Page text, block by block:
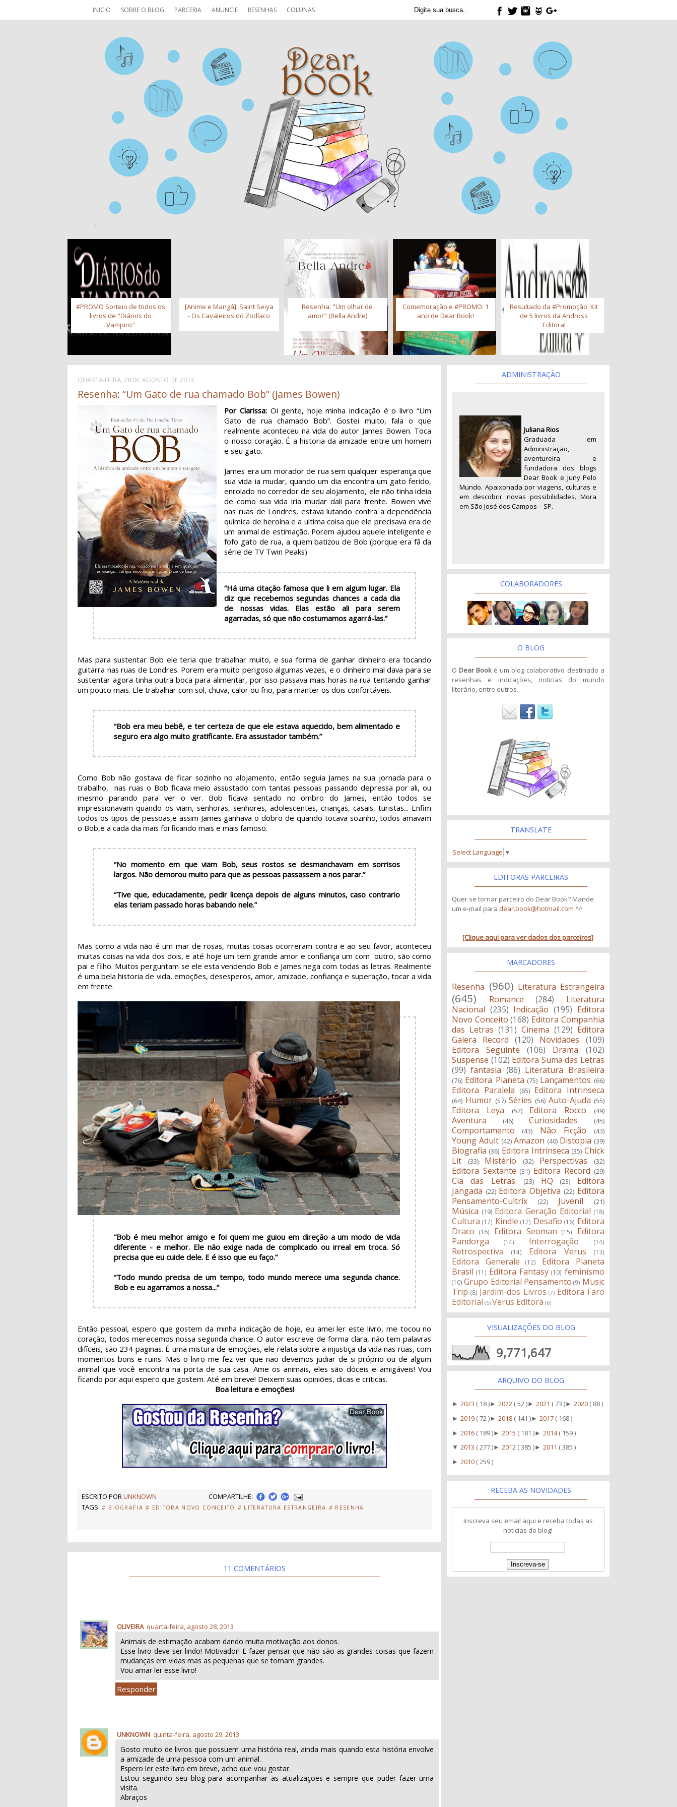
INICIO SOBRE O BLOG PARCERIA ANUNCIE RESENHAS COLUNAS
#PROMO Sorteio de todos os
livros de "Diários do
Vampiro"
[Anime e Mangá]: Saint Seiya
- Os Cavaleiros do Zodíaco
Resenha: "Um olhar de
amor" (Bella Andre)
Comemoração e #PROMO: 1
ano de Dear Book!
Resultado da #Promoção: Kit
de 5 livros da Andross
Editora!
QUARTA-FEIRA, 28 DE AGOSTO DE 2013
Resenha: “Um Gato de rua chamado Bob” (James Bowen)
Por Clarissa: Oi gente, hoje minha indicação é o livro “Um
Gato de rua chamado Bob”. Gostei muito, fala o que
realmente aconteceu na vida do autor James Bowen. Toca
o nosso coração. É a historia da amizade entre um homem
e seu gato.
James era um morador de rua sem qualquer esperança que
sua vida ia mudar, quando um dia encontra um gato ferido,
enrolado no corredor de seu alojamento, ele não tinha ideia
de como sua vida iria mudar dali para frente. Bowen vive
nas ruas de Londres, estava lutando contra a dependência
química de heroína e a ultima coisa que ele precisava era de
um animal de estimação. Porem ajudou aquele inteligente e
fofo gato de rua, a quem batizou de Bob (porque era fã da
série de TV Twin Peaks)
“Há uma citação famosa que li em algum lugar. Ela
diz que recebemos segundas chances a cada dia
de nossas vidas. Elas estão ali para serem
agarradas, só que não costumamos agarrá-las.”
Mas para sustentar Bob ele teria que trabalhar muito, e sua forma de ganhar dinheiro era tocando
guitarra nas ruas de Londres. Porem era muito perigoso algumas vezes, e o dinheiro mal dava para se
sustentar agora tinha outra boca para alimentar, por isso passava mais horas na rua tentando ganhar
um pouco mais. Ele trabalhar com sol, chuva, calor ou frio, para manter os dois confortáveis.
“Bob era meu bebê, e ter certeza de que ele estava aquecido, bem alimentado e
seguro era algo muito gratificante. Era assustador também.”
Como Bob não gostava de ficar sozinho no alojamento, então seguia James na sua jornada para o
trabalho, nas ruas o Bob ficava meio assustado com tantas pessoas passando depressa por ali, ou
mesmo parando para ver o ver. Bob ficava sentado no ombro do James, então todos se
impressionavam quando os viam, senhoras, senhores, adolescentes, crianças, casais, turistas... Enfim
todos os tipos de pessoas,e assim James ganhava o dobro de quando tocava sozinho, todos amavam
o Bob,e a cada dia mais foi ficando mais e mais famoso.
“No momento em que viam Bob, seus rostos se desmanchavam em sorrisos
largos. Não demorou muito para que as pessoas passassem a nos parar.”
“Tive que, educadamente, pedir licença depois de alguns minutos, caso contrario
elas teriam passado horas babando nele.”
Mas como a vida não é um mar de rosas, muitas coisas ocorreram contra e ao seu favor, aconteceu
muitas coisas na vida dos dois, e até hoje um tem grande amor e confiança um com outro, são como
pai e filho. Muitos perguntam se ele esta vendendo Bob e James nega com todas as letras. Realmente
é uma bela historia de vida, emoções, desesperos, amor, amizade, confiança e superação, tocar a vida
em frente.
“Bob é meu melhor amigo e foi quem me guiou em direção a um modo de vida
diferente - e melhor. Ele não exige nada de complicado ou irreal em troca. Só
precisa que eu cuide dele. E é isso que eu faço.”
“Todo mundo precisa de um tempo, todo mundo merece uma segunda chance.
Bob e eu agarramos a nossa...”
Então pessoal, espero que gostem da minha indicação de hoje, eu amei ler este livro, me tocou no
coração, todos merecemos nossa segunda chance. O autor escreve de forma clara, não tem palavras
difíceis, são 234 paginas. É uma mistura de emoções, ele relata sobre a injustiça da vida nas ruas, com
momentos bons e ruins. Mas o livro me fez ver que não devemos judiar de si próprio ou de algum
animal que você encontra na porta de sua casa. Ame os animais, eles são dóceis e amigáveis! Vou
ficando por aqui espero que gostem. Até em breve! Deixem suas opiniões, dicas e criticas.
Boa leitura e emoções!
ESCRITO PORUNKNOWN
COMPARTILHE:
TAGS: # BIOGRAFIA # EDITORA NOVO CONCEITO # LITERATURA ESTRANGEIRA # RESENHA
11 COMENTÁRIOS
OLIVEIRA quarta-feira, agosto 28, 2013
Animais de estimação acabam dando muita motivação aos donos.
Esse livro deve ser lindo! Motivador! E fazer pensar que não são as grandes coisas que fazem
mudanças em vidas mas as pequenas que se tornam grandes.
Vou amar ler esse livro!
Responder
UNKNOWN quinta-feira, agosto 29, 2013
Gosto muito de livros que possuem uma história real, ainda mais quando esta história envolve
a amizade de uma pessoa com um animal.
Espero ler este livro em breve, acho que vou gostar.
Estou seguindo seu blog para acompanhar as atualizações e sempre que puder fazer uma
visita.
Abraços
ADMINISTRAÇÃO
Juliana Rios
Graduada em
Administração,
aventureira e
fundadora dos blogs
Dear Book e Juny Pelo
Mundo. Apaixonada por viagens, culturas e
em descobrir novas possibilidades. Mora
em São José dos Campos – SP.
COLABORADORES
O BLOG
O Dear Book é um blog colaborativo destinado a
resenhas e indicações, noticias do mundo
literário, entre outros.
TRANSLATE
Select Language ▼
EDITORAS PARCEIRAS
Quer se tornar parceiro do Dear Book? Mande
um e-mail para dear.book@hotmail.com ^^
[Clique aqui para ver dados dos parceiros]
MARCADORES
Resenha (960) Literatura Estrangeira
(645) Romance (284)
Literatura
Nacional (235) Indicação (195) Editora
Novo Conceito (168) Editora Companhia
das Letras (131) Cinema (129) Editora
Galera Record
(120) Novidades
(109)
Editora Seguinte
(106) Drama
(102)
Suspense (102) Editora Suma das Letras
(99) fantasia (86) Literatura Brasileira
(76) Editora Planeta (75) Lançamentos (66)
Editora Paralela (65) Editora Intrinseca
(64) Humor (57) Séries (56) Auto-Ajuda (55)
Editora Leya (52) Editora Rocco (49)
Aventura (46) Curiosidades (45)
Comportamento (43) Não Ficção (43)
Young Adult (42) Amazon (40) Distopia (39)
Biografia (36) Editora Intrínseca (35) Chick
Lit
(33) Mistério (32) Perspectivas (32)
Editora Sextante (31) Editora Record (29)
Cia das Letras. (23) HQ (23)
Editora
Jangada (22) Editora Objetiva (22) Editora
Pensamento-Cultrix
(22) Juvenil (21)
Música (19) Editora Geração Editorial (18)
Cultura (17) Kindle (17) Desafio (16) Editora
Draco
(16) Editora Seoman (15)
Editora
Pandorga
(14) Interrogação (14)
Retrospectiva (14) Editora Verus (13)
Editora Generale (12)
Editora Planeta
Brasil (11) Editora Fantasy (10) feminismo
(10) Grupo Editorial Pensamento (9) Music
Trip (8) Jardim dos Livros (7) Editora Faro
Editorial (6) Verus Editora (6)
VISUALIZAÇÕES DO BLOG
9,771,647
ARQUIVO DO BLOG
►2023 ( 18 )►2022 ( 52 )►2021 ( 73 )►2020 ( 88 )
►2019 ( 72 )►2018 ( 141 )►2017 ( 168 )
►2016 ( 189 )►2015 ( 181 )►2014( 159 )
▼2013 ( 277 )►2012 ( 385 )►2011 ( 385 )
►2010 ( 259 )
RECEBA AS NOVIDADES
Inscreva seu email aqui e receba todas as
notícias do blog!